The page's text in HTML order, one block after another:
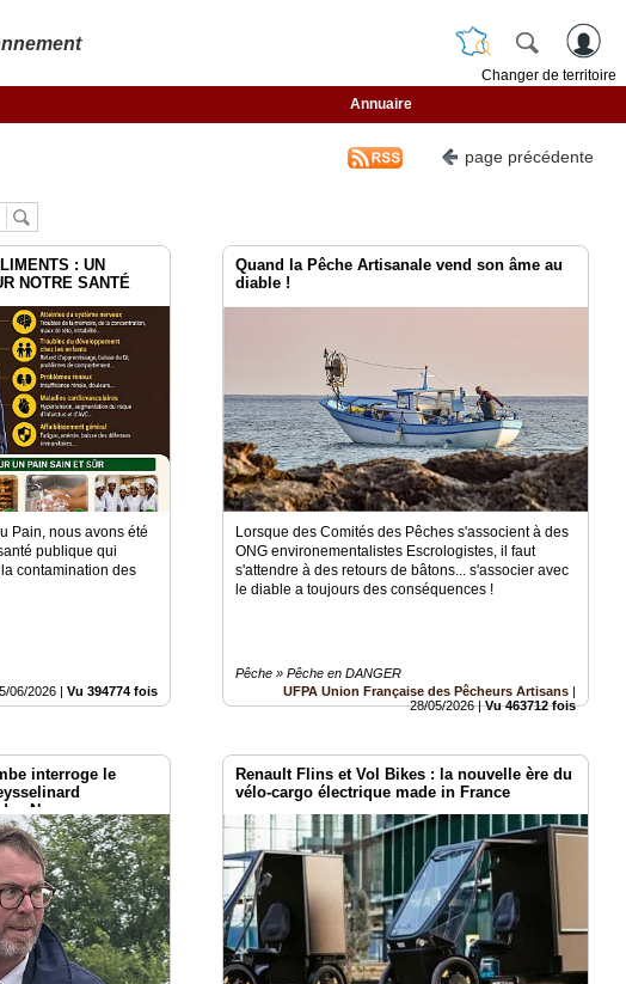
Changer de territoire
Annuaire
page précédente
: UN
NOTRE SANTÉ
Pain, nous avons été
publique qui
contamination des
06/2026 |Vu 394774 fois
Quand la Pêche Artisanale vend son âme au
diable !
Lorsque des Comités des Pêches s'associent à des
ONG environementalistes Escrologistes, il faut
s'attendre à des retours de bâtons... s'associer avec
le diable a toujours des conséquences !
Pêche » Pêche en DANGER
UFPA Union Française des Pêcheurs Artisans |
28/05/2026|Vu 463712 fois
interroge le
Noyers
Renault Flins et Vol Bikes : la nouvelle ère du
vélo-cargo électrique made in France